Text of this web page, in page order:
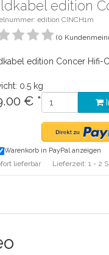
edition
edition CINCH1m
(0
edition Concer Hifi-
0.5 kg
€ *
Warenkorb in PayPal anzeigen
lieferbar Lieferzeit: 1 - 2 S